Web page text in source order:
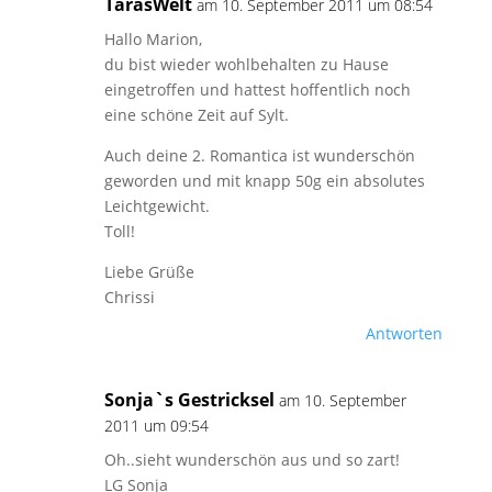
am 10. September 2011 um 08:54
Hallo Marion,
du bist wieder wohlbehalten zu Hause
eingetroffen und hattest hoffentlich noch
eine schöne Zeit auf Sylt.
Auch deine 2. Romantica ist wunderschön
geworden und mit knapp 50g ein absolutes
Leichtgewicht.
Toll!
Liebe Grüße
Chrissi
Antworten
Sonja`s Gestricksel am 10. September
2011 um 09:54
Oh..sieht wunderschön aus und so zart!
LG Sonja